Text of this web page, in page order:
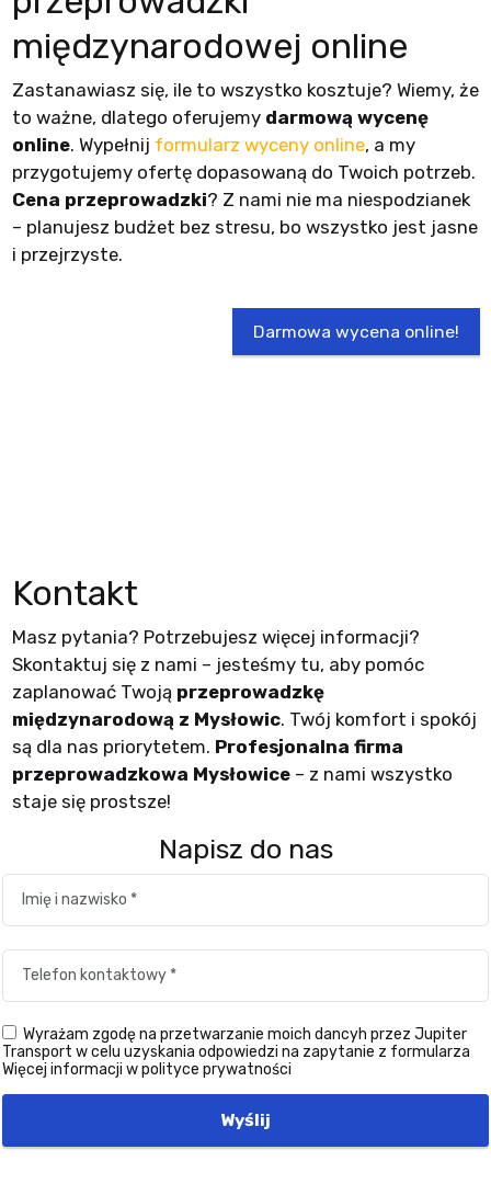
międzynarodowej online
Zastanawiasz się, ile to wszystko kosztuje? Wiemy, że
to ważne, dlatego oferujemy darmową wycenę
online. Wypełnij formularz wyceny online, a my
przygotujemy ofertę dopasowaną do Twoich potrzeb.
Cena przeprowadzki? Z nami nie ma niespodzianek
– planujesz budżet bez stresu, bo wszystko jest jasne
i przejrzyste.
Darmowa wycena online!
Kontakt
Masz pytania? Potrzebujesz więcej informacji?
Skontaktuj się z nami – jesteśmy tu, aby pomóc
zaplanować Twoją przeprowadzkę
międzynarodową z Mysłowic. Twój komfort i spokój
są dla nas priorytetem. Profesjonalna firma
przeprowadzkowa Mysłowice– z nami wszystko
staje się prostsze!
Napisz do nas
Wyrażam zgodę na przetwarzanie moich dancyh przez Jupiter
Transport w celu uzyskania odpowiedzi na zapytanie z formularza
Więcej informacji w polityce prywatności
Wyślij